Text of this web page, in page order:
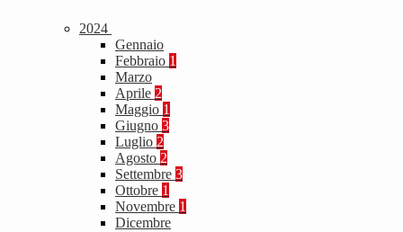
2024
Gennaio
Febbraio 1
Marzo
Aprile 2
Maggio 1
Giugno 3
Luglio 2
Agosto 2
Settembre 3
Ottobre 1
Novembre 1
Dicembre